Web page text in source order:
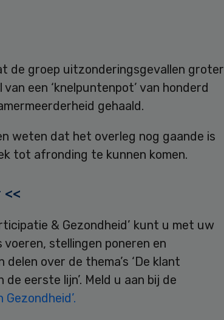
de groep uitzonderingsgevallen groter
een ‘knelpuntenpot’ van honderd
gehaald.
weten dat het overleg nog gaande is
tot afronding te kunnen komen.
& Gezondheid’ kunt u met uw
stellingen poneren en
over de thema’s ‘De klant
eerste lijn’. Meld u aan bij de